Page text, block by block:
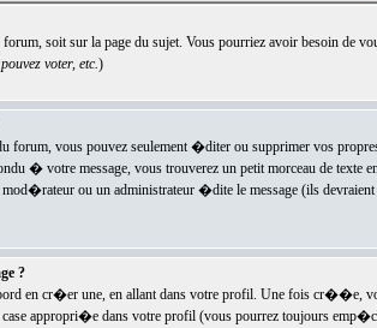
soit sur la page du sujet. Vous pourriez avoir besoin de
voter, etc.)
forum, vous pouvez seulement �diter ou supprimer vos
votre message, vous trouverez un petit morceau de texte
ou un administrateur �dite le message (ils
?
en cr�er une, en allant dans votre profil. Une fois cr��e,
appropri�e dans votre profil (vous pourrez toujours